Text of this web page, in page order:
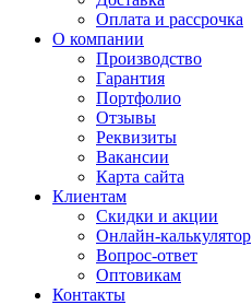
Оплата и рассрочка
О компании
Производство
Гарантия
Портфолио
Отзывы
Реквизиты
Вакансии
Карта сайта
Клиентам
Скидки и акции
Онлайн-калькулятор
Вопрос-ответ
Оптовикам
Контакты